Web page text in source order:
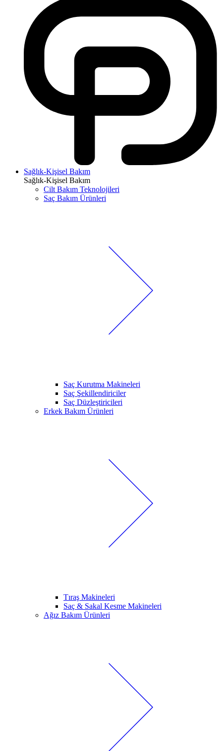
Sağlık-Kişisel Bakım
Sağlık-Kişisel Bakım
Cilt Bakım Teknolojileri
Saç Bakım Ürünleri
Saç Kurutma Makineleri
Saç Şekillendiriciler
Saç Düzleştiricileri
Erkek Bakım Ürünleri
Tıraş Makineleri
Saç & Sakal Kesme Makineleri
Ağız Bakım Ürünleri